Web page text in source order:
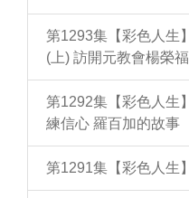
第1293集【彩色人生
(上) 訪開元教會楊榮
第1292集【彩色人生
練信心 羅百加的故事
第1291集【彩色人生